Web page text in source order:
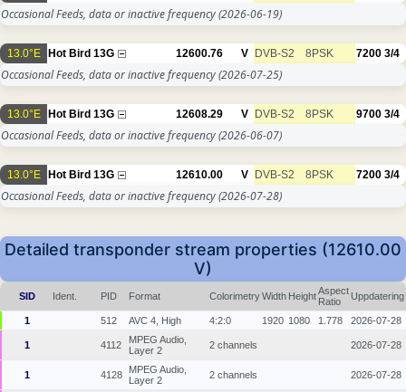
Occasional Feeds, data or inactive frequency(2026-06-19)
13.0°E Hot Bird 13G 12600.76 V DVB-S2 8PSK 7200 3/4
Occasional Feeds, data or inactive frequency(2026-07-25)
13.0°E Hot Bird 13G 12608.29 V DVB-S2 8PSK 9700 3/4
Occasional Feeds, data or inactive frequency(2026-06-07)
13.0°E Hot Bird 13G 12610.00 V DVB-S2 8PSK 7200 3/4
Occasional Feeds, data or inactive frequency(2026-07-28)
Detailed transponder stream properties (12610.00
V)
SID Ident. PID Format ColorimetryWidth HeightAspect
Ratio
Uppdatering
1 512 AVC 4, High 4:2:0 1920 1080 1.778 2026-07-28
1 4112
MPEG Audio,
Layer 2
2 channels 2026-07-28
1 4128
MPEG Audio,
Layer 2
2 channels 2026-07-28